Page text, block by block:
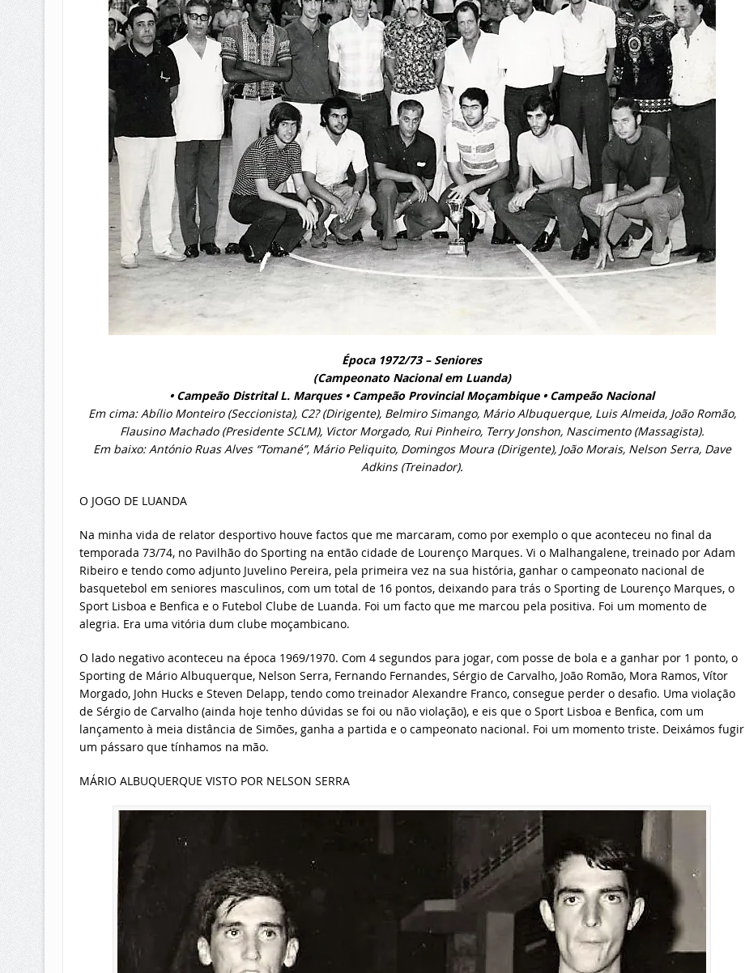
Época 1972/73 – Seniores
(Campeonato Nacional em Luanda)
• Campeão Distrital L. Marques • Campeão Provincial Moçambique • Campeão Nacional
Em cima: Abílio Monteiro (Seccionista), C2? (Dirigente), Belmiro Simango, Mário Albuquerque, Luis Almeida, João Romão,
Flausino Machado (Presidente SCLM), Victor Morgado, Rui Pinheiro, Terry Jonshon, Nascimento (Massagista).
Em baixo: António Ruas Alves “Tomané”, Mário Peliquito, Domingos Moura (Dirigente), João Morais, Nelson Serra, Dave
Adkins (Treinador).
O JOGO DE LUANDA
Na minha vida de relator desportivo houve factos que me marcaram, como por exemplo o que aconteceu no final da
temporada 73/74, no Pavilhão do Sporting na então cidade de Lourenço Marques. Vi o Malhangalene, treinado por Adam
Ribeiro e tendo como adjunto Juvelino Pereira, pela primeira vez na sua história, ganhar o campeonato nacional de
basquetebol em seniores masculinos, com um total de 16 pontos, deixando para trás o Sporting de Lourenço Marques, o
Sport Lisboa e Benfica e o Futebol Clube de Luanda. Foi um facto que me marcou pela positiva. Foi um momento de
alegria. Era uma vitória dum clube moçambicano.
O lado negativo aconteceu na época 1969/1970. Com 4 segundos para jogar, com posse de bola e a ganhar por 1 ponto, o
Sporting de Mário Albuquerque, Nelson Serra, Fernando Fernandes, Sérgio de Carvalho, João Romão, Mora Ramos, Vítor
Morgado, John Hucks e Steven Delapp, tendo como treinador Alexandre Franco, consegue perder o desafio. Uma violação
de Sérgio de Carvalho (ainda hoje tenho dúvidas se foi ou não violação), e eis que o Sport Lisboa e Benfica, com um
lançamento à meia distância de Simões, ganha a partida e o campeonato nacional. Foi um momento triste. Deixámos fugir
um pássaro que tínhamos na mão.
MÁRIO ALBUQUERQUE VISTO POR NELSON SERRA